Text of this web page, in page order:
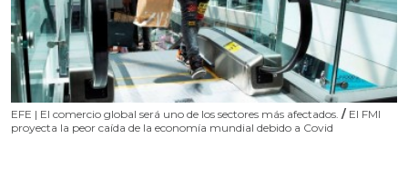
EFE | El comercio global será uno de los sectores más afectados. / El FMI
proyecta la peor caída de la economía mundial debido a Covid